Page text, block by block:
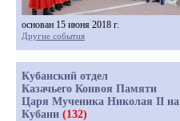
основан 15 июня 2018 г.
Другие события
Кубанский отдел
Казачьего Конвоя Памяти
Царя Мученика Николая II на
Кубани (132)